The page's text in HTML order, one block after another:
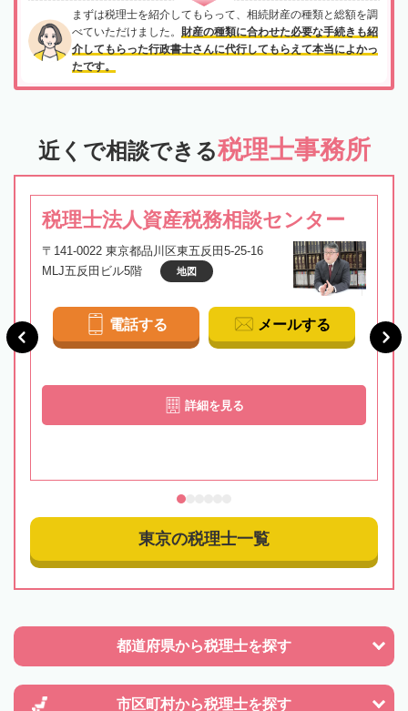
まずは税理士を紹介してもらって、相続財産の種類と総額を調
べていただけました。 財産の種類に合わせた必要な手続きも紹
介してもらった行政書士さんに代行してもらえて本当によかっ
たです。
近くで相談できる税理士事務所
税理士法人資産税務相談センター
〒141-0022 東京都品川区東五反田5-25-16
MLJ五反田ビル5階
地図
電話する メールする
詳細を見る
東京の税理士一覧
都道府県から税理士を探す
市区町村から税理士を探す